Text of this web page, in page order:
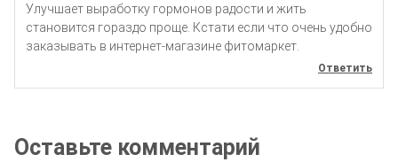
Улучшает выработку гормонов радости и жить
становится гораздо проще. Кстати если что очень удобно
заказывать в интернет-магазине фитомаркет.
Ответить
Оставьте комментарий